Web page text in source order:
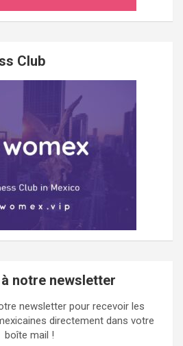
Club
notre newsletter
newsletter pour recevoir les
directement dans votre
boîte mail !